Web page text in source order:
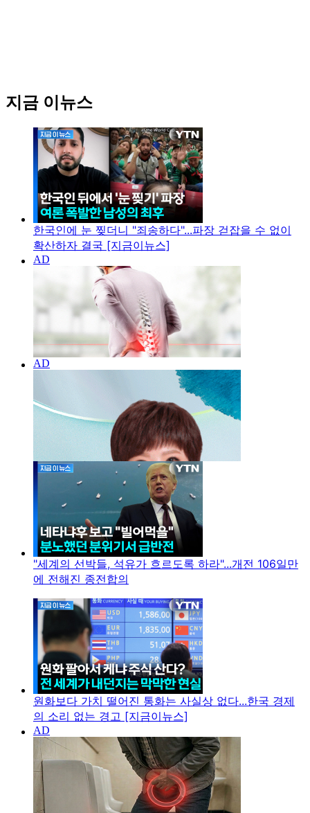
지금 이뉴스
한국인에 눈 찢더니 "죄송하다"...파장 걷잡을 수 없이
확산하자 결국 [지금이뉴스]
"세계의 선박들, 석유가 흐르도록 하라"...개전 106일만
에 전해진 종전합의
원화보다 가치 떨어진 통화는 사실상 없다...한국 경제
의 소리 없는 경고 [지금이뉴스]